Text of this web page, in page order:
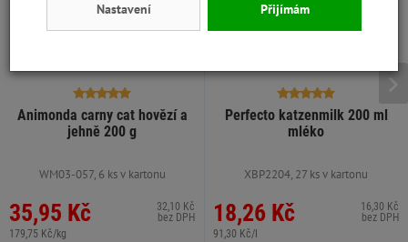
Animonda carny cat hovězí a
jehně 200 g
WM03-057, 6 ks v kartonu
35,95 Kč
179,75 Kč/kg
32,10 Kč
bez DPH
Perfecto katzenmilk 200 ml
mléko
XBP2204, 27 ks v kartonu
18,26 Kč
91,30 Kč/l
16,30 Kč
bez DPH
Nastavení Přijímám